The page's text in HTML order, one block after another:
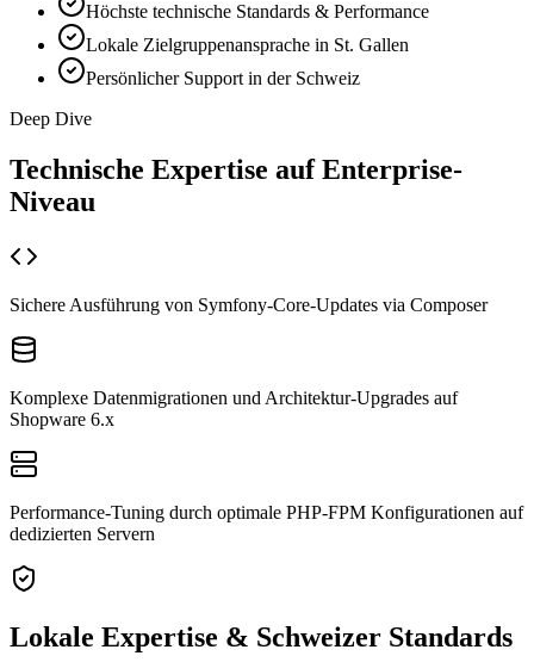
Höchste technische Standards & Performance
Lokale Zielgruppenansprache in St. Gallen
Persönlicher Support in der Schweiz
Deep Dive
Technische Expertise auf Enterprise-
Niveau
Sichere Ausführung von Symfony-Core-Updates via Composer
Komplexe Datenmigrationen und Architektur-Upgrades auf
Shopware 6.x
Performance-Tuning durch optimale PHP-FPM Konfigurationen auf
dedizierten Servern
Lokale Expertise & Schweizer Standards